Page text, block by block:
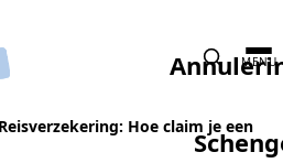
MENU
Reisverzekering: Hoe claim je een